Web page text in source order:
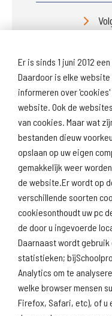
Er is sinds 1 juni 2012
Daardoor is elke
informeren over
website. Ook de
van cookies. Maar wat
bestanden dieuw
opslaan op uw eigen
gemakkelijk weer
de website.Er wordt op
verschillende soorten
cookiesonthoudt uw pc
de door u ingevoerde
Daarnaast wordt
statistieken;
Analytics om te
welke browser mensen
Firefox, Safari, etc), of u
Download
schoolprofiel
Naar